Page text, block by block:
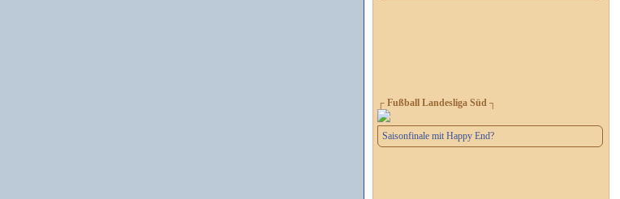
┌ Fußball Landesliga Süd ┐
Saisonfinale mit Happy End?